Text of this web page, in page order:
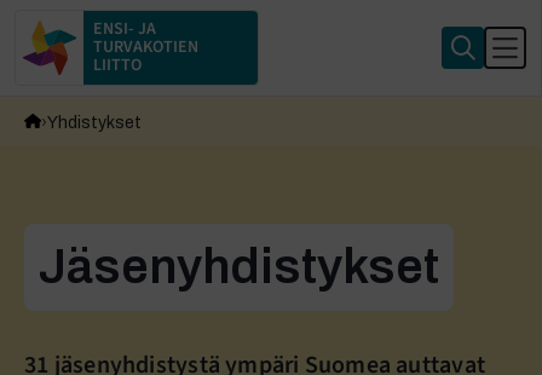
ENSI- JA
TURVAKOTIEN
LIITTO
Yhdistykset
Jäsenyhdistykset
31 jäsenyhdistystä ympäri Suomea auttavat